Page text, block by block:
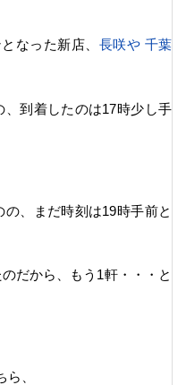
なった新店、 長咲や 千葉
、到着したのは17時少し手
、まだ時刻は19時手前と
だから、もう1軒・・・と
、